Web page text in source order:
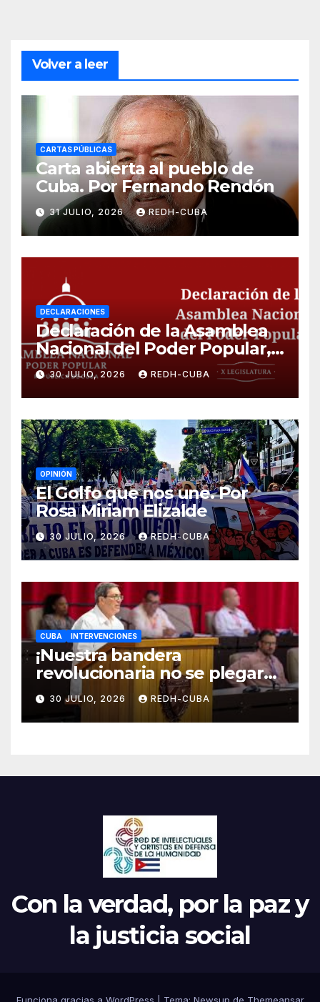
Volver a leer
CARTAS PÚBLICAS
Carta abierta al pueblo de
Cuba. Por Fernando Rendón
31 JULIO, 2026 REDH-CUBA
DECLARACIONES
Declaración de la Asamblea
Nacional del Poder Popular,
¡Cesen el cerco energético y
el castigo colectivo al pueblo
cubano!
30 JULIO, 2026 REDH-CUBA
OPINIÓN
El Golfo que nos une. Por
Rosa Miriam Elizalde
30 JULIO, 2026 REDH-CUBA
CUBA INTERVENCIONES
¡Nuestra bandera
revolucionaria no se plegará
jamás! Por Bruno Rodríguez
Parrilla
30 JULIO, 2026 REDH-CUBA
Con la verdad, por la paz y
la justicia social